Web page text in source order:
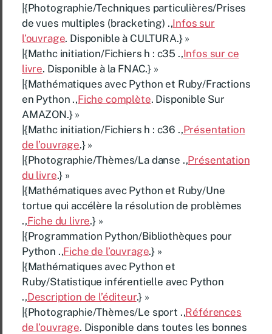
|{Photographie/Techniques particulières/Prises
de vues multiples (bracketing) .,Infos sur
l’ouvrage. Disponible à CULTURA.} »
|{Mathc initiation/Fichiers h : c35 .,Infos sur ce
livre. Disponible à la FNAC.} »
|{Mathématiques avec Python et Ruby/Fractions
en Python .,Fiche complète. Disponible Sur
AMAZON.} »
|{Mathc initiation/Fichiers h : c36 .,Présentation
de l’ouvrage.} »
|{Photographie/Thèmes/La danse .,Présentation
du livre.} »
|{Mathématiques avec Python et Ruby/Une
tortue qui accélère la résolution de problèmes
.,Fiche du livre.} »
|{Programmation Python/Bibliothèques pour
Python .,Fiche de l’ouvrage.} »
|{Mathématiques avec Python et
Ruby/Statistique inférentielle avec Python
.,Description de l’éditeur.} »
|{Photographie/Thèmes/Le sport .,Références
de l’ouvrage. Disponible dans toutes les bonnes